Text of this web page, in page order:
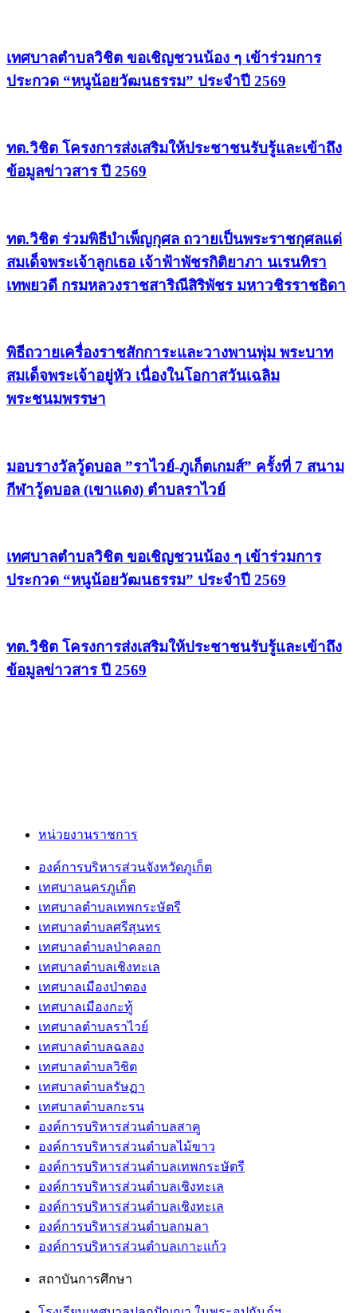
เทศบาลตำบลวิชิต ขอเชิญชวนน้อง ๆ เข้าร่วมการ
ประกวด “หนูน้อยวัฒนธรรม” ประจำปี 2569
ทต.วิชิต โครงการส่งเสริมให้ประชาชนรับรู้และเข้าถึง
ข้อมูลข่าวสาร ปี 2569
ทต.วิชิต ร่วมพิธีบำเพ็ญกุศล ถวายเป็นพระราชกุศลแด่
สมเด็จพระเจ้าลูกเธอ เจ้าฟ้าพัชรกิติยาภา นเรนทิรา
เทพยวดี กรมหลวงราชสาริณีสิริพัชร มหาวชิรราชธิดา
พิธีถวายเครื่องราชสักการะและวางพานพุ่ม พระบาท
สมเด็จพระเจ้าอยู่หัว เนื่องในโอกาสวันเฉลิม
พระชนมพรรษา
มอบรางวัลวู้ดบอล ”ราไวย์-ภูเก็ตเกมส์” ครั้งที่ 7 สนาม
กีฬาวู้ดบอล (เขาแดง) ตำบลราไวย์
เทศบาลตำบลวิชิต ขอเชิญชวนน้อง ๆ เข้าร่วมการ
ประกวด “หนูน้อยวัฒนธรรม” ประจำปี 2569
ทต.วิชิต โครงการส่งเสริมให้ประชาชนรับรู้และเข้าถึง
ข้อมูลข่าวสาร ปี 2569
หน่วยงานราชการ
องค์การบริหารส่วนจังหวัดภูเก็ต
เทศบาลนครภูเก็ต
เทศบาลตำบลเทพกระษัตรี
เทศบาลตำบลศรีสุนทร
เทศบาลตำบลป่าคลอก
เทศบาลตำบลเชิงทะเล
เทศบาลเมืองป่าตอง
เทศบาลเมืองกะทู้
เทศบาลตำบลราไวย์
เทศบาลตำบลฉลอง
เทศบาลตำบลวิชิต
เทศบาลตำบลรัษฏา
เทศบาลตำบลกะรน
องค์การบริหารส่วนตำบลสาคู
องค์การบริหารส่วนตำบลไม้ขาว
องค์การบริหารส่วนตำบลเทพกระษัตรี
องค์การบริหารส่วนตำบลเชิงทะเล
องค์การบริหารส่วนตำบลเชิงทะเล
องค์การบริหารส่วนตำบลกมลา
องค์การบริหารส่วนตำบลเกาะแก้ว
สถาบันการศึกษา